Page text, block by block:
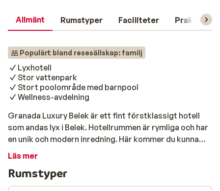
Allmänt Rumstyper Faciliteter Praktisk
Populärt bland resesällskap: familj
Lyxhotell
Stor vattenpark
Stort poolområde med barnpool
Wellness-avdelning
Granada Luxury Belek är ett fint förstklassigt hotell
som andas lyx i Belek. Hotellrummen är rymliga och har
en unik och modern inredning. Här kommer du kunna
koppla av och sova gott i de sköna hotellsängarna.
du inom några minuter kan njuta av den fina sanden och
det glittrande blå havet. Här väntar härliga stranddagar
Läs mer
Rumstyper